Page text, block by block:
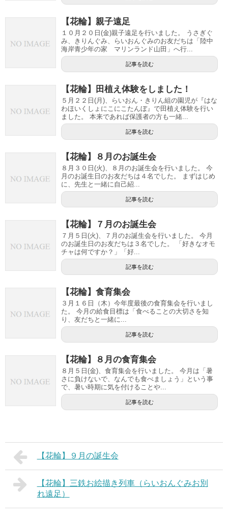
【花輪】親子遠足
１０月２０日(金)親子遠足を行いました。 うさぎぐ
み、きりんぐみ、らいおんぐみのお友だちは「陸中
海岸青少年の家 マリンランド山田」へ行...
記事を読む
【花輪】田植え体験をしました！
５月２２日(月)、らいおん・きりん組の園児が『はな
わほいくしょにこにこたんぼ』で田植え体験を行い
ました。 本来であれば保護者の方も一緒...
記事を読む
【花輪】８月のお誕生会
８月３０日(火)、８月のお誕生会を行いました。 今
月のお誕生日のお友だちは４名でした。 まずはじめ
に、先生と一緒に自己紹...
記事を読む
【花輪】７月のお誕生会
７月５日(火)、７月のお誕生会を行いました。 今月
のお誕生日のお友だちは３名でした。 「好きなオモ
チャは何ですか？」「好...
記事を読む
【花輪】食育集会
３月１６日（木）今年度最後の食育集会を行いまし
た。 今月の給食目標は「食べることの大切さを知
り、友だちと一緒に...
記事を読む
【花輪】８月の食育集会
８月５日(金)、食育集会を行いました。 今月は「暑
さに負けないで、なんでも食べましょう」という事
で、暑い時期に気を付けることや...
記事を読む
【花輪】９月の誕生会
【花輪】三鉄お絵描き列車（らいおんぐみお別
れ遠足）